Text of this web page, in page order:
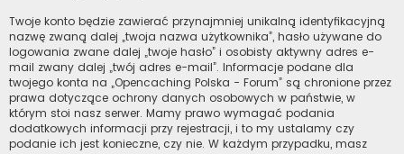
Twoje konto będzie zawierać przynajmniej unikalną identyfikacyjną
nazwę zwaną dalej „twoja nazwa użytkownika”, hasło używane do
logowania zwane dalej „twoje hasło” i osobisty aktywny adres e-
mail zwany dalej „twój adres e-mail”. Informacje podane dla
twojego konta na „Opencaching Polska - Forum” są chronione przez
prawa dotyczące ochrony danych osobowych w państwie, w
którym stoi nasz serwer. Mamy prawo wymagać podania
dodatkowych informacji przy rejestracji, i to my ustalamy czy
podanie ich jest konieczne, czy nie. W każdym przypadku, masz